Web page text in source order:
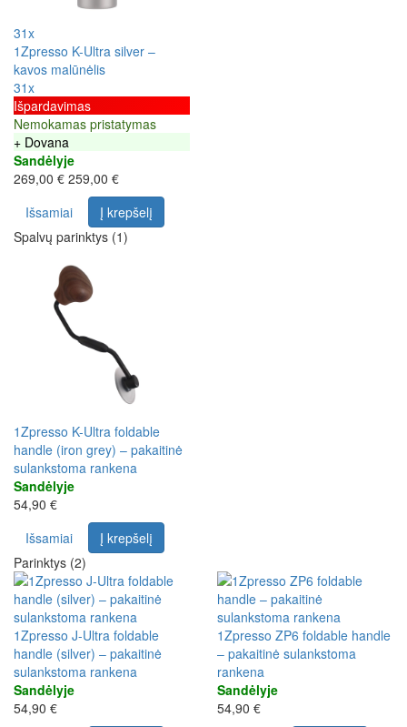
31x
1Zpresso K-Ultra silver –
kavos malūnėlis
31x
Išpardavimas
Nemokamas pristatymas
+ Dovana
Sandėlyje
269,00 € 259,00 €
Išsamiai
Į krepšelį
Spalvų parinktys (1)
1Zpresso K-Ultra foldable
handle (iron grey) – pakaitinė
sulankstoma rankena
Sandėlyje
54,90 €
Išsamiai
Į krepšelį
Parinktys (2)
1Zpresso J-Ultra foldable
handle (silver) – pakaitinė
sulankstoma rankena
Sandėlyje
54,90 €
1Zpresso ZP6 foldable handle
– pakaitinė sulankstoma
rankena
Sandėlyje
54,90 €